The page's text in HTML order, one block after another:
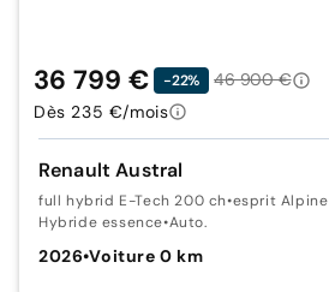
Renault Austral
full hybrid E-Tech 200 ch•esprit Alpine
Hybride essence•Auto.
2026•Voiture 0 km
36 799 € -22%
46 900 €
Dès 235 €/mois